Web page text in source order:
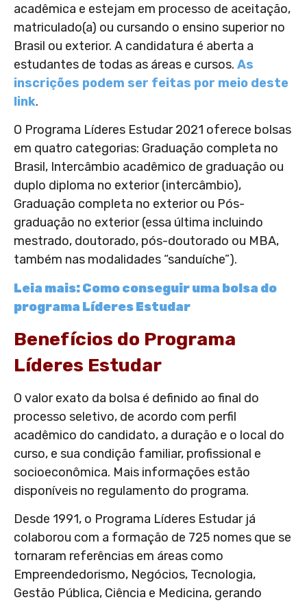
acadêmica e estejam em processo de aceitação,
matriculado(a) ou cursando o ensino superior no
Brasil ou exterior. A candidatura é aberta a
estudantes de todas as áreas e cursos. As
inscrições podem ser feitas por meio deste
link.
O Programa Líderes Estudar 2021 oferece bolsas
em quatro categorias: Graduação completa no
Brasil, Intercâmbio acadêmico de graduação ou
duplo diploma no exterior (intercâmbio),
Graduação completa no exterior ou Pós-
graduação no exterior (essa última incluindo
mestrado, doutorado, pós-doutorado ou MBA,
também nas modalidades “sanduíche”).
Leia mais: Como conseguir uma bolsa do
programa Líderes Estudar
Benefícios do Programa
Líderes Estudar
O valor exato da bolsa é definido ao final do
processo seletivo, de acordo com perfil
acadêmico do candidato, a duração e o local do
curso, e sua condição familiar, profissional e
socioeconômica. Mais informações estão
disponíveis no regulamento do programa.
Desde 1991, o Programa Líderes Estudar já
colaborou com a formação de 725 nomes que se
tornaram referências em áreas como
Empreendedorismo, Negócios, Tecnologia,
Gestão Pública, Ciência e Medicina, gerando